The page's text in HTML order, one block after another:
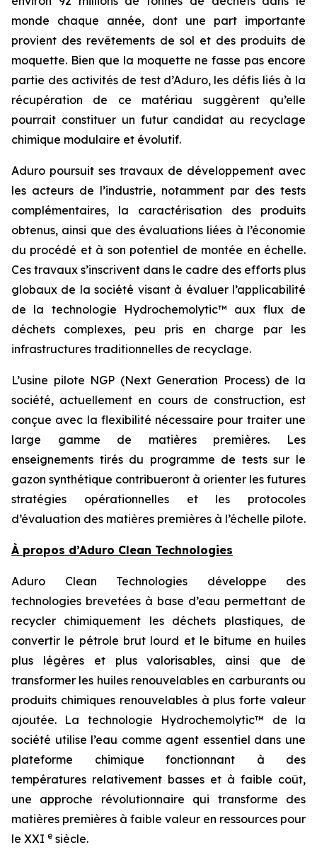
monde chaque année, dont une part importante
provient des revêtements de sol et des produits de
moquette. Bien que la moquette ne fasse pas encore
partie des activités de test d’Aduro, les défis liés à la
récupération de ce matériau suggèrent qu’elle
pourrait constituer un futur candidat au recyclage
chimique modulaire et évolutif.
Aduro poursuit ses travaux de développement avec
les acteurs de l’industrie, notamment par des tests
complémentaires, la caractérisation des produits
obtenus, ainsi que des évaluations liées à l’économie
du procédé et à son potentiel de montée en échelle.
Ces travaux s’inscrivent dans le cadre des efforts plus
globaux de la société visant à évaluer l’applicabilité
de la technologie Hydrochemolytic™ aux flux de
déchets complexes, peu pris en charge par les
infrastructures traditionnelles de recyclage.
L’usine pilote NGP (Next Generation Process) de la
société, actuellement en cours de construction, est
conçue avec la flexibilité nécessaire pour traiter une
large gamme de matières premières. Les
enseignements tirés du programme de tests sur le
gazon synthétique contribueront à orienter les futures
stratégies opérationnelles et les protocoles
d’évaluation des matières premières à l’échelle pilote.
À propos d’Aduro Clean Technologies
Aduro Clean Technologies développe des
technologies brevetées à base d’eau permettant de
recycler chimiquement les déchets plastiques, de
convertir le pétrole brut lourd et le bitume en huiles
plus légères et plus valorisables, ainsi que de
transformer les huiles renouvelables en carburants ou
produits chimiques renouvelables à plus forte valeur
ajoutée. La technologie Hydrochemolytic™ de la
société utilise l’eau comme agent essentiel dans une
plateforme chimique fonctionnant à des
températures relativement basses et à faible coût,
une approche révolutionnaire qui transforme des
matières premières à faible valeur en ressources pour
le XXI e siècle.